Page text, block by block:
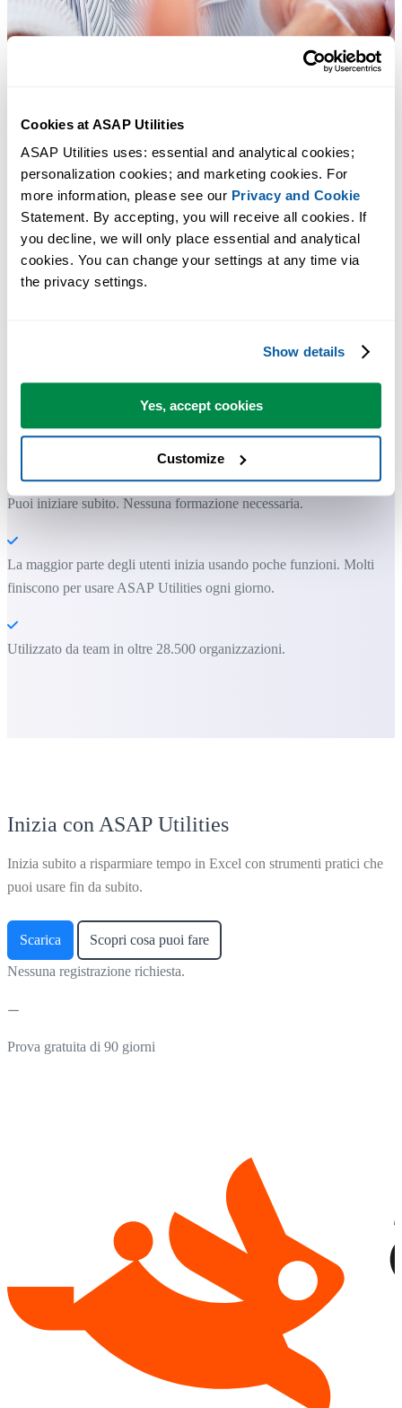
Cookies at ASAP Utilities
ASAP Utilities uses: essential and analytical cookies;
personalization cookies; and marketing cookies. For
more information, please see our Privacy and Cookie
Statement. By accepting, you will receive all cookies. If
you decline, we will only place essential and analytical
cookies. You can change your settings at any time via
the privacy settings.
Show details
Yes, accept cookies
Customize
Risparmia tempo in Excel. Così semplice.
solo non può fare.
Puoi iniziare subito. Nessuna formazione necessaria.
La maggior parte degli utenti inizia usando poche funzioni. Molti
finiscono per usare ASAP Utilities ogni giorno.
Utilizzato da team in oltre 28.500 organizzazioni.
Inizia con ASAP Utilities
Inizia subito a risparmiare tempo in Excel con strumenti pratici che
puoi usare fin da subito.
Scarica Scopri cosa puoi fare
Nessuna registrazione richiesta.
Prova gratuita di 90 giorni